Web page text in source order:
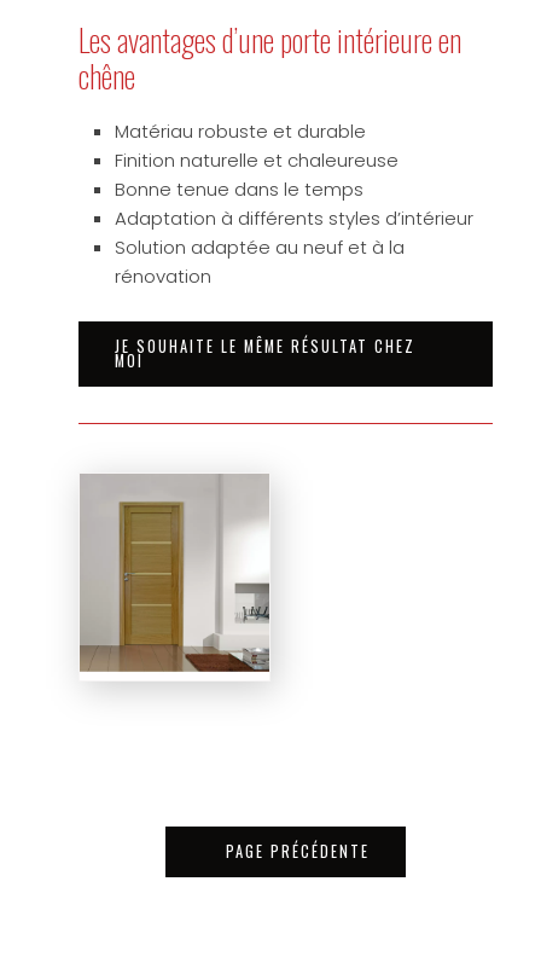
Les avantages d’une porte intérieure en
chêne
Matériau robuste et durable
Finition naturelle et chaleureuse
Bonne tenue dans le temps
Adaptation à différents styles d’intérieur
Solution adaptée au neuf et à la
rénovation
JE SOUHAITE LE MÊME RÉSULTAT CHEZ
MOI
PAGE PRÉCÉDENTE